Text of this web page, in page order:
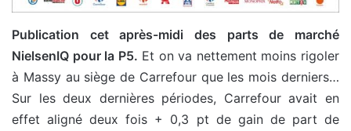
Publication cet après-midi des parts de marché
NielsenIQ pour la P5. Et on va nettement moins rigoler
à Massy au siège de Carrefour que les mois derniers…
Sur les deux dernières périodes, Carrefour avait en
effet aligné deux fois + 0,3 pt de gain de part de